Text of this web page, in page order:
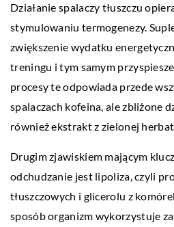
Działanie spalaczy tłuszczu
stymulowaniu termogenezy.
zwiększenie wydatku
treningu i tym samym
procesy te odpowiada przede
spalaczach kofeina, ale zbliżone
również ekstrakt z zielonej
Drugim zjawiskiem mającym
odchudzanie jest lipoliza, czyli
tłuszczowych i glicerolu z
sposób organizm wykorzystuje